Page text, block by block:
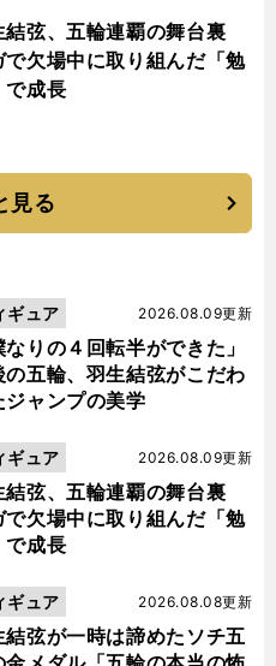
結弦、五輪連覇の舞台裏
で欠場中に取り組んだ「勉
で成長
見る
なりの４回転半ができた」
の五輪、羽生結弦がこだわ
ジャンプの美学
2026.08.09更新
ギュア
結弦、五輪連覇の舞台裏
で欠場中に取り組んだ「勉
で成長
2026.08.09更新
ギュア
結弦が一時は諦めたソチ五
2026.08.08更新
ギュア